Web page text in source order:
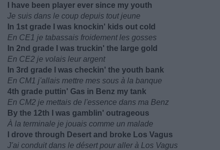
I have been player ever since my youth
Je suis dans le coup depuis tout jeune
In 1st grade I was knockin' kids out cold
En CE1 je tabassais froidement les gosses
In 2nd grade I was truckin' the large gold
En CE2 je volais leur argent
In 3rd grade I was checkin' the youth bank
En CM1 j'allais mettre mes sous à la banque
4th grade puttin' Gas in Benz my tank
En CM2 je mettais de l'essence dans ma Benz
By the 12th I was gamblin' outrageous
À la terminale je jouais comme un malade
I drove through Desert and broke Los Vagus
J'ai conduit dans le désert pour aller à Los Vagus